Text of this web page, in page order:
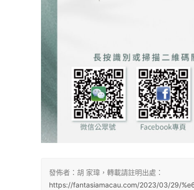
發佈者：胡 家瑋，轉載請註明出處：
https://fantasiamacau.com/2023/03/29/